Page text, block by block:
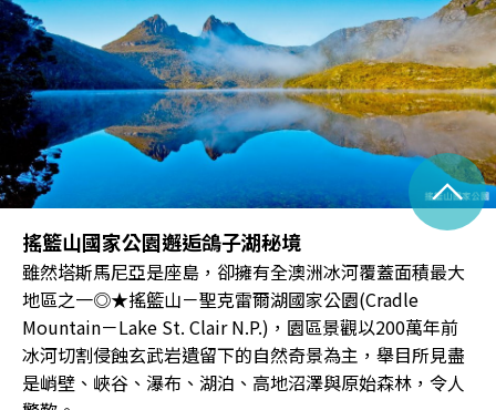
搖籃山國家公園邂逅鴿子湖秘境
雖然塔斯馬尼亞是座島，卻擁有全澳洲冰河覆蓋面積最大
地區之一◎★搖籃山－聖克雷爾湖國家公園(Cradle
Mountain－Lake St. Clair N.P.)，園區景觀以200萬年前
冰河切割侵蝕玄武岩遺留下的自然奇景為主，舉目所見盡
是峭壁、峽谷、瀑布、湖泊、高地沼澤與原始森林，令人
^